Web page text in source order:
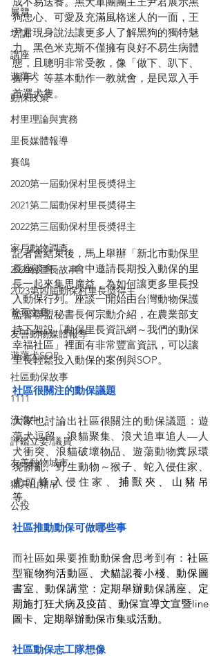
展覽
培訓
講座
遊蕩犬
動保政策
村里理論與實務
里長媒體報導
賽鴿
2020第一屆動保村里長奬得主
2021第二屆動保村里長奬得主
2022第三屆動保村里長奬得主
家戶動物調查
2020村里長故事
2023第四屆動保村里長奬得主
首頁文章
友善動物媒體報導
遊蕩犬SOP
社區動保故事
1111
流浪牛
評鑑立委/議員
友善動物城市
獵具山豬吊
公投
狗忠心、可愛及充滿風格迷人的一面，王
尹君現身說法讓更多人了解黑狗的獨特魅
力。黑色米克斯不僅擁有良好不易生病體
態，且聰明非常受教，像「做下、趴下、
握手」等基本動作一教就會，是民眾入手
首選犬隻。
記者會結束後，馬上舉辦「新北市動保里
長座談會」，會中邀請長期投入動保的里
長一起來集思廣益，為如何讓更多里長投
入動保行列。座談一開始由台灣動物保護
監督聯盟秘書長何宗勳介紹，在農業部支
持下架設「動保里長資訊網～我們的動保
幸福社區」裡面有非常豐富資訊，可以讓
里長輕鬆投入動保的案例與SOP。
社區很關注的動保議題
大家也討論出社區很關注的動保議題：遊
蕩犬逗留、浪貓聚集、浪犬追車追人—人
犬衝突、浪貓破壞物品、遊蕩動物糞尿環
境髒亂、野生動物～猴子、蛇入侵住家、
虎頭蜂入侵住家、 捕獸夾、山豬吊
等。
社區推動動保可做哪些事
而社區如果要推動動保會思考到有：社區
型寵物狗活動區、犬貓認養小棧 、動保圖
書室、動保講堂：定期舉辦動保講座、定
期施打狂犬病及疫苗、動保宣導文宣暨line
圖卡、定期舉辦動保市集或活動。
社區動保志工隊想像